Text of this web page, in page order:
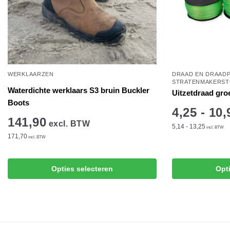
WERKLAARZEN
Waterdichte werklaars S3 bruin Buckler
Boots
141,90 excl. BTW
171,70 incl. BTW
Opties selecteren
product
DRAAD EN
Uitzetdraad
4,25 -
5,14 - 13,25 incl. BTW
heeft